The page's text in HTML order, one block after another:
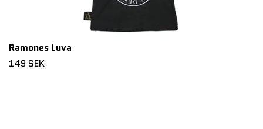
Ramones Luva
149 SEK